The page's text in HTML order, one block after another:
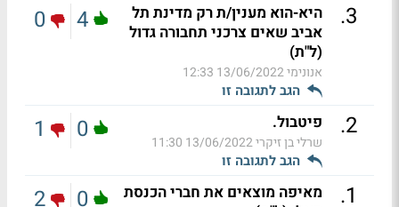
3
.
היא-הוא מענין/ת רק מדינת תל
אביב שאים צרכני תחבורה גדול
(ל"ת)
אנונימי13/06/2022 12:33
הגב לתגובה זו
4
0
2
. פיטבול.
שרלי בן זיקרי13/06/2022 11:30
הגב לתגובה זו
0
1
1
.
מאיפה מוצאים את חברי הכנסת
0
2